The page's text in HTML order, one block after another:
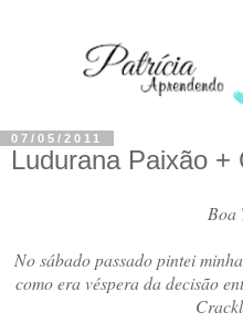
07/05/2011
Ludurana Paixão +
Boa
No sábado passado pintei
como era véspera da decisão